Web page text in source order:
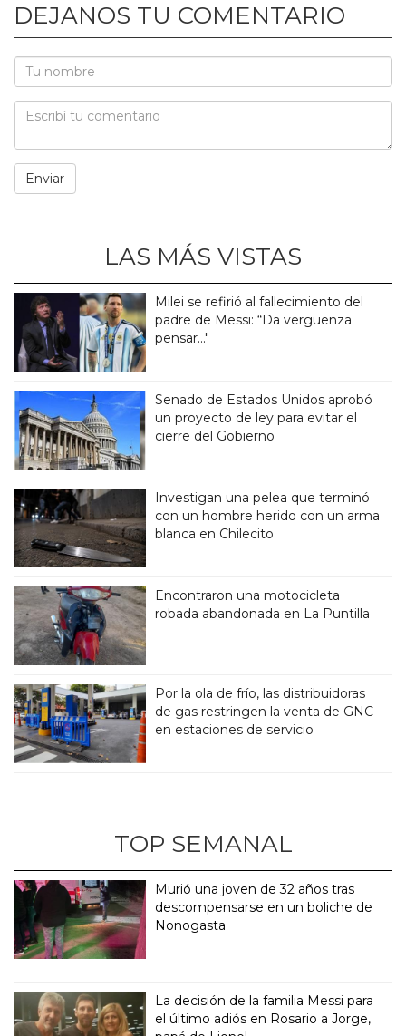
DEJANOS TU COMENTARIO
LAS MÁS VISTAS
Milei se refirió al fallecimiento del
padre de Messi: “Da vergüenza
pensar..."
Senado de Estados Unidos aprobó
un proyecto de ley para evitar el
cierre del Gobierno
Investigan una pelea que terminó
con un hombre herido con un arma
blanca en Chilecito
Encontraron una motocicleta
robada abandonada en La Puntilla
Por la ola de frío, las distribuidoras
de gas restringen la venta de GNC
en estaciones de servicio
TOP SEMANAL
Murió una joven de 32 años tras
descompensarse en un boliche de
Nonogasta
La decisión de la familia Messi para
el último adiós en Rosario a Jorge,